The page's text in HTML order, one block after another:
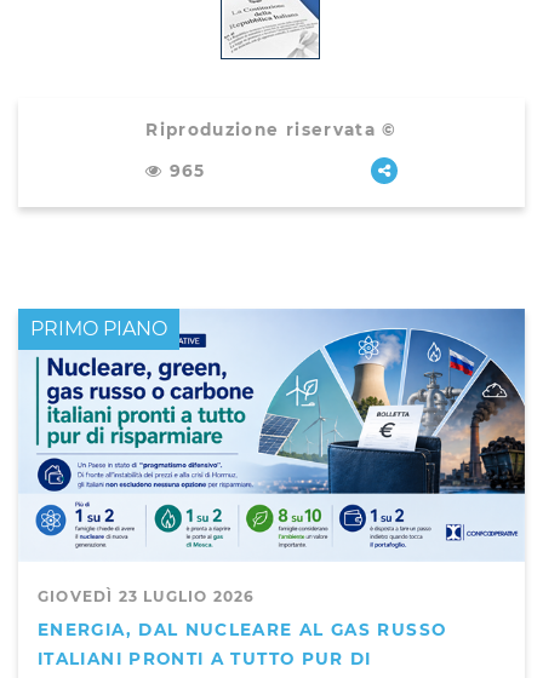
Riproduzione riservata ©
965
GIOVEDÌ 23 LUGLIO 2026
ENERGIA, DAL NUCLEARE AL GAS RUSSO
ITALIANI PRONTI A TUTTO PUR DI
PRIMO PIANO